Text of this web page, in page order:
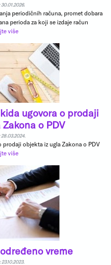
periodičnih računa, promet dobara
perioda za koji se izdaje račun
više
ugovora o prodaji
o PDV
objekta iz ugla Zakona o PDV
više
vreme